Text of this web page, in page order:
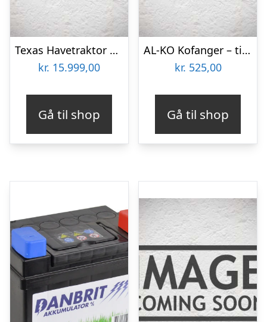
Texas Havetraktor XC140-98H
kr. 15.999,00
Gå til shop
AL-KO Kofanger – tilbehør til Havetraktor
kr. 525,00
Gå til shop